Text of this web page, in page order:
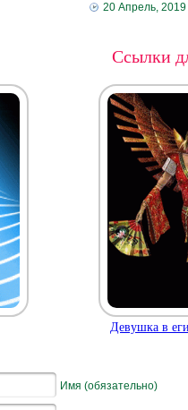
20 Апрель, 2019
Ссылки
Девушка в
Имя (обязательно)